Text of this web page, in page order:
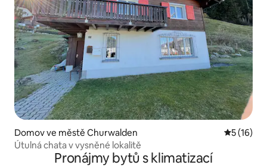
Domov ve městě Churwalden Průměrné
5 (16)
Útulná chata v vysněné lokalitě
Pronájmy bytů s klimatizací